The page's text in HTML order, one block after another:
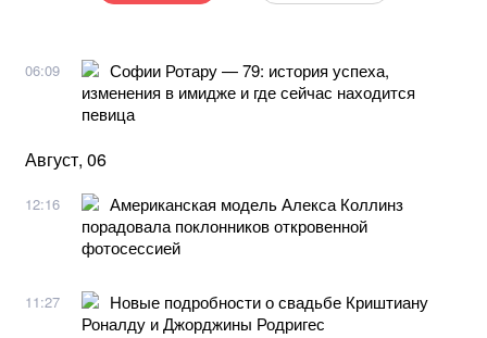
06:09
Софии Ротару — 79: история успеха,
изменения в имидже и где сейчас находится
певица
Август, 06
12:16
Американская модель Алекса Коллинз
порадовала поклонников откровенной
фотосессией
11:27
Новые подробности о свадьбе Криштиану
Роналду и Джорджины Родригес